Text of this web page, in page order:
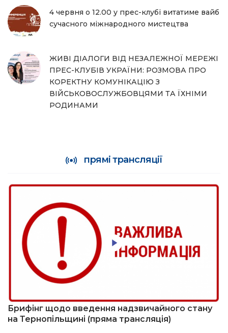
4 червня о 12.00 у прес-клубі витатиме вайб
сучасного міжнародного мистецтва
ЖИВІ ДІАЛОГИ ВІД НЕЗАЛЕЖНОЇ МЕРЕЖІ
ПРЕС-КЛУБІВ УКРАЇНИ: РОЗМОВА ПРО
КОРЕКТНУ КОМУНІКАЦІЮ З
ВІЙСЬКОВОСЛУЖБОВЦЯМИ ТА ЇХНІМИ
РОДИНАМИ
прямі трансляції
Брифінг щодо введення надзвичайного стану
на Тернопільщині (пряма трансляція)